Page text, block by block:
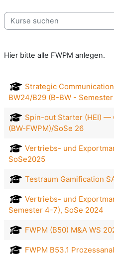
Kurse suchen
Hier bitte alle FWPM anlegen.
Strategic
BW24/B29 (B-BW -
Spin-out Starter (HEI) —
(BW-FWPM)/SoSe 26
Vertriebs- und
SoSe2025
Testraum Gamification
Vertriebs- und
Semester 4-7), SoSe 2024
FWPM (B50) M&A WS
FWPM B53.1